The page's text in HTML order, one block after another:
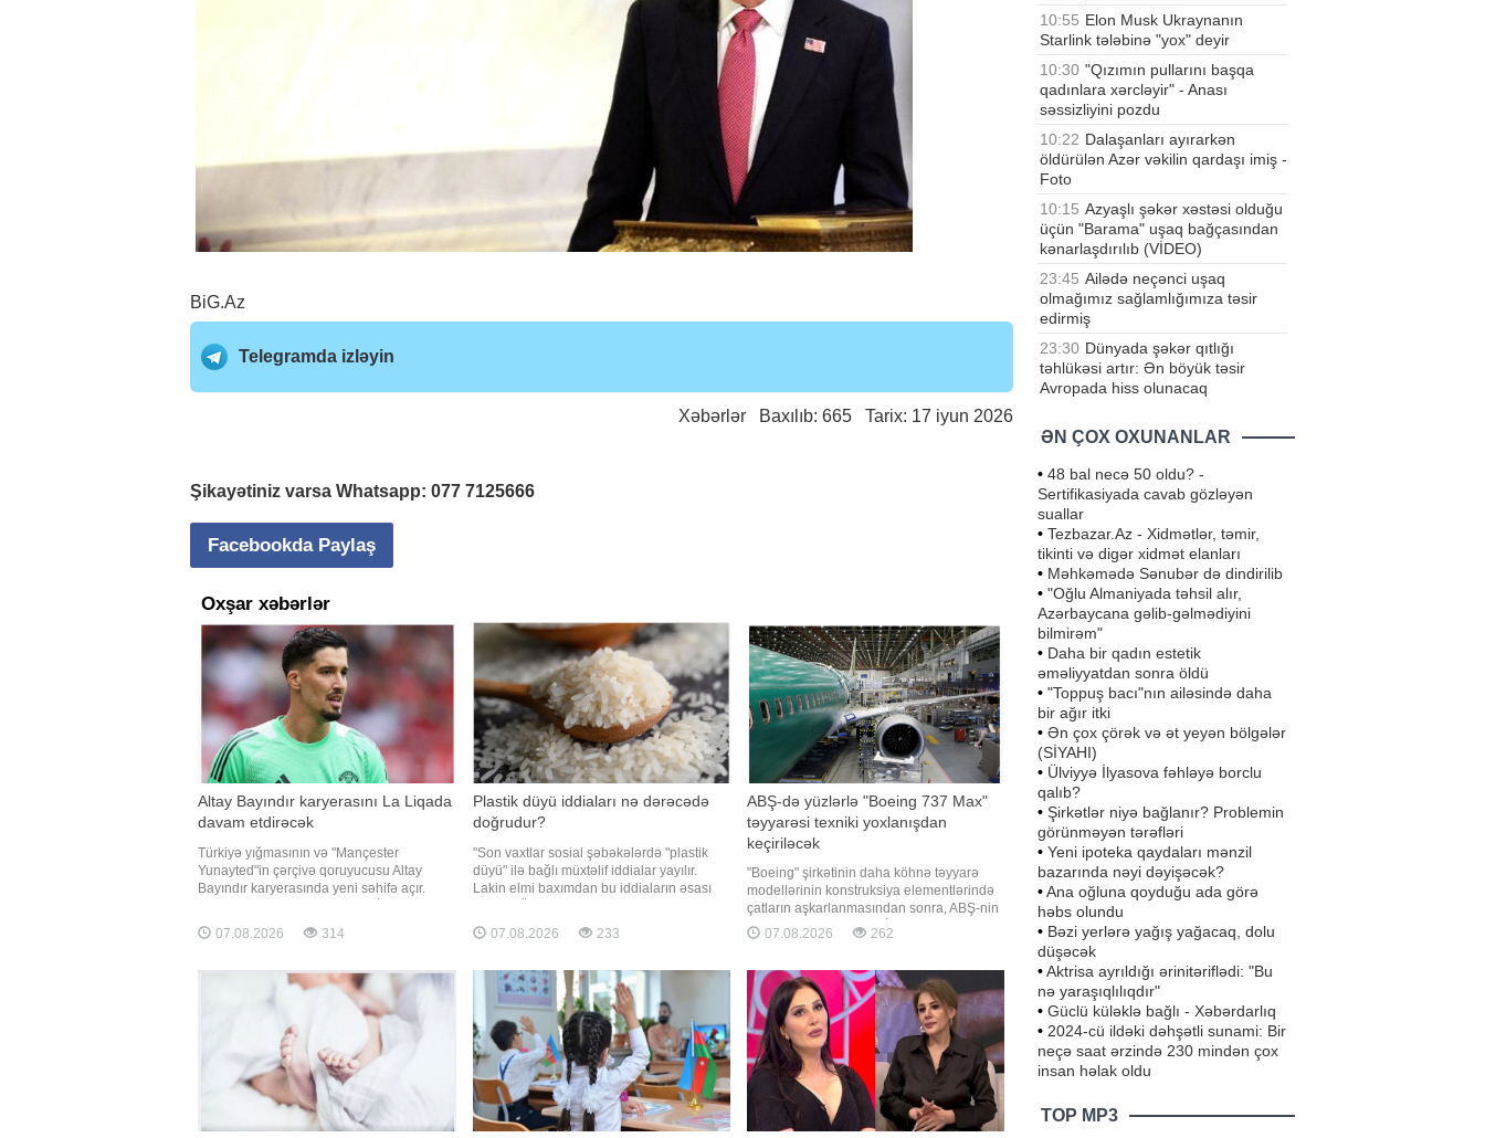
BiG.Az
Telegramda izləyin
Xəbərlər Baxılıb: 665 Tarix: 17 iyun 2026
Şikayətiniz varsa Whatsapp: 077 7125666
Facebookda Paylaş
Oxşar xəbərlər
Altay Bayındır karyerasını La Liqada
davam etdirəcək
Türkiyə yığmasının və "Mançester
Yunayted"in çərçivə qoruyucusu Altay
Bayındır karyerasında yeni səhifə açır.
"Selta" klubu ilə razılığa gəlib. 28 yaşlı
qolkiper La Liqa təmsilçisinin heyətində
07.08.2026 314
Plastik düyü iddiaları nə dərəcədə
doğrudur?
"Son vaxtlar sosial şəbəkələrdə "plastik
düyü" ilə bağlı müxtəlif iddialar yayılır.
Lakin elmi baxımdan bu iddiaların əsası
hazırlanması həm iqtisadi, həm də texniki
cəhətdən məntiqsizdir. Plastik qranulların
07.08.2026 233
ABŞ-də yüzlərlə "Boeing 737 Max"
təyyarəsi texniki yoxlanışdan
keçiriləcək
"Boeing" şirkətinin daha köhnə təyyarə
modellərinin konstruksiya elementlərində
çatların aşkarlanmasından sonra, ABŞ-nin
Federal Mülki Aviasiya İdarəsi (FAA)
yüzlərlə "Boeing 737 Max" hava gəmisinin
verir ki, bu barədə ABŞ-nin federal
reyestrini
07.08.2026 262
10:55 Elon Musk Ukraynanın
Starlink tələbinə "yox" deyir
10:30 "Qızımın pullarını başqa
qadınlara xərcləyir" - Anası
səssizliyini pozdu
10:22 Dalaşanları ayırarkən
öldürülən Azər vəkilin qardaşı imiş -
Foto
10:15 Azyaşlı şəkər xəstəsi olduğu
üçün "Barama" uşaq bağçasından
kənarlaşdırılıb (VİDEO)
23:45 Ailədə neçənci uşaq
olmağımız sağlamlığımıza təsir
edirmiş
23:30 Dünyada şəkər qıtlığı
təhlükəsi artır: Ən böyük təsir
Avropada hiss olunacaq
ƏN ÇOX OXUNANLAR
• 48 bal necə 50 oldu? -
Sertifikasiyada cavab gözləyən
suallar
• Tezbazar.Az - Xidmətlər, təmir,
tikinti və digər xidmət elanları
• Məhkəmədə Sənubər də dindirilib
• "Oğlu Almaniyada təhsil alır,
Azərbaycana gəlib-gəlmədiyini
bilmirəm"
• Daha bir qadın estetik
əməliyyatdan sonra öldü
• "Toppuş bacı"nın ailəsində daha
bir ağır itki
• Ən çox çörək və ət yeyən bölgələr
(SİYAHI)
• Ülviyyə İlyasova fəhləyə borclu
qalıb?
• Şirkətlər niyə bağlanır? Problemin
görünməyən tərəfləri
• Yeni ipoteka qaydaları mənzil
bazarında nəyi dəyişəcək?
•Ana oğluna qoyduğu ada görə
həbs olundu
• Bəzi yerlərə yağış yağacaq, dolu
düşəcək
•Aktrisa ayrıldığı ərinitəriflədi: "Bu
nə yaraşıqlılıqdır"
• Güclü küləklə bağlı - Xəbərdarlıq
• 2024-cü ildəki dəhşətli sunami: Bir
neçə saat ərzində 230 mindən çox
insan həlak oldu
TOP MP3